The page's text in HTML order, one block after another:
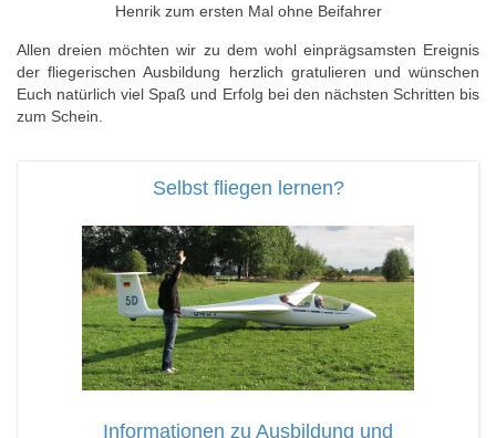
Henrik zum ersten Mal ohne Beifahrer
Allen dreien möchten wir zu dem wohl einprägsamsten Ereignis
der fliegerischen Ausbildung herzlich gratulieren und wünschen
Euch natürlich viel Spaß und Erfolg bei den nächsten Schritten bis
zum Schein.
Selbst fliegen lernen?
Informationen zu Ausbildung und